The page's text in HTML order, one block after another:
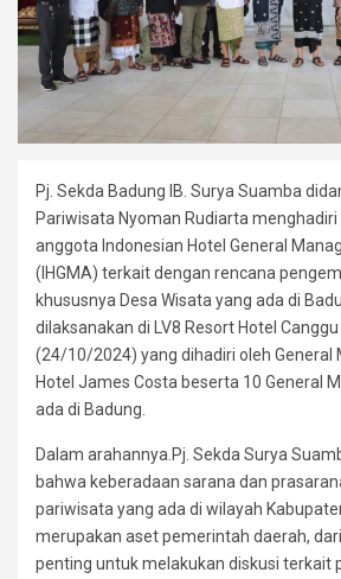
Pj. Sekda Badung IB. Surya Suamba
Pariwisata Nyoman Rudiarta
anggota Indonesian Hotel General
(IHGMA) terkait dengan rencana
khususnya Desa Wisata yang ada di
dilaksanakan di LV8 Resort Hotel Canggu
(24/10/2024) yang dihadiri oleh General
Hotel James Costa beserta 10 General
ada di Badung.
Dalam arahannya.Pj. Sekda Surya
bahwa keberadaan sarana dan
pariwisata yang ada di wilayah
merupakan aset pemerintah daerah,
penting untuk melakukan diskusi terkait